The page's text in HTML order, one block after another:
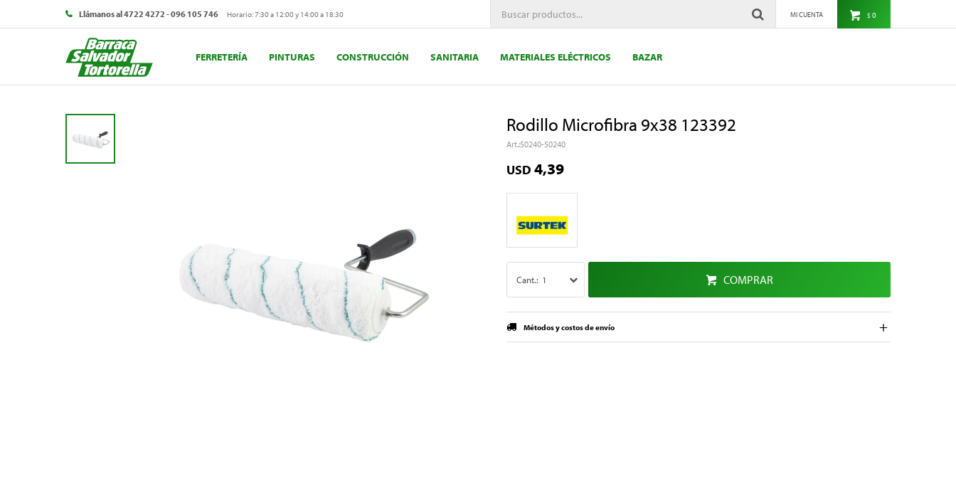
FERRETERÍA PINTURAS CONSTRUCCIÓN SANITARIA MATERIALES ELÉCTRICOS BAZAR
$ 0
Llámanos al 4722 4272 - 096 105 746 Horario: 7:30 a 12:00 y 14:00 a 18:30
Rodillo Microfibra 9x38 123392
50240-50240
USD 4,39
1 COMPRAR
Métodos y costos de envío